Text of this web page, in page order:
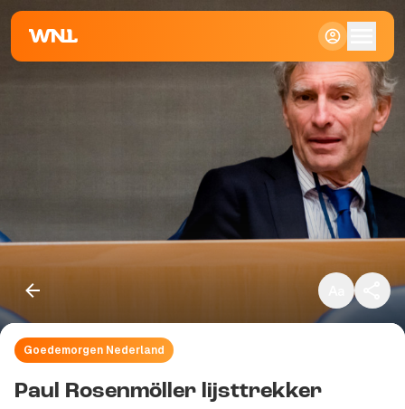
Klein
Standaard
Groot
Goedemorgen Nederland
Paul Rosenmöller lijsttrekker